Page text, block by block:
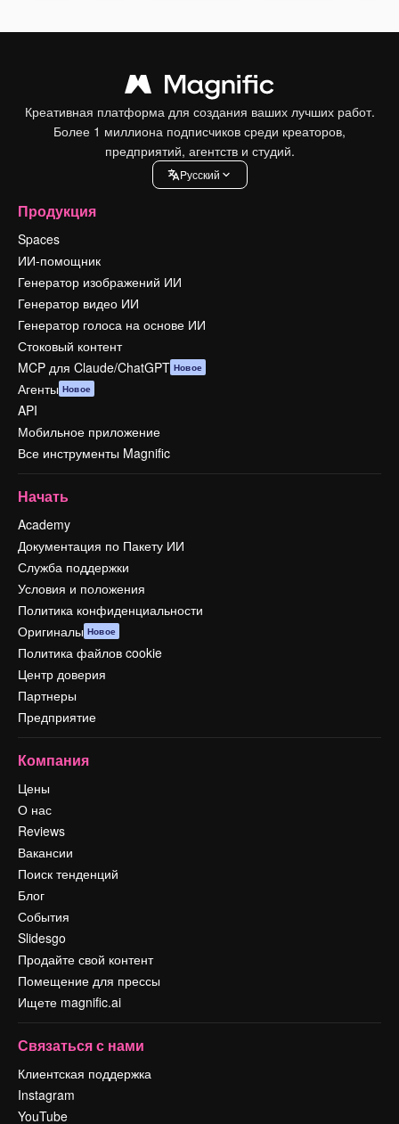
Креативная платформа для создания ваших лучших работ.
Более 1 миллиона подписчиков среди креаторов,
предприятий, агентств и студий.
Pусский
Продукция
Spaces
ИИ-помощник
Генератор изображений ИИ
Генератор видео ИИ
Генератор голоса на основе ИИ
Стоковый контент
MCP для Claude/ChatGPT Новое
Агенты Новое
API
Мобильное приложение
Все инструменты Magnific
Начать
Academy
Документация по Пакету ИИ
Служба поддержки
Условия и положения
Политика конфиденциальности
Оригиналы Новое
Политика файлов cookie
Центр доверия
Партнеры
Предприятие
Компания
Цены
О нас
Reviews
Вакансии
Поиск тенденций
Блог
События
Slidesgo
Продайте свой контент
Помещение для прессы
Ищете magnific.ai
Связаться с нами
Клиентская поддержка
Instagram
YouTube